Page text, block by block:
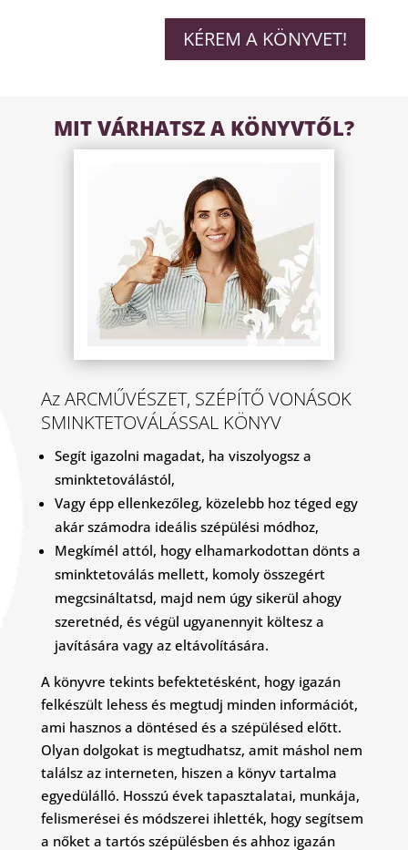
KÉREM A KÖNYVET!
MIT VÁRHATSZ A KÖNYVTŐL?
Az ARCMŰVÉSZET, SZÉPÍTŐ VONÁSOK
SMINKTETOVÁLÁSSAL KÖNYV
Segít igazolni magadat, ha viszolyogsz a
sminktetoválástól,
Vagy épp ellenkezőleg, közelebb hoz téged egy
akár számodra ideális szépülési módhoz,
Megkímél attól, hogy elhamarkodottan dönts a
sminktetoválás mellett, komoly összegért
megcsináltatsd, majd nem úgy sikerül ahogy
szeretnéd, és végül ugyanennyit költesz a
javítására vagy az eltávolítására.
A könyvre tekints befektetésként, hogy igazán
felkészült lehess és megtudj minden információt,
ami hasznos a döntésed és a szépülésed előtt.
Olyan dolgokat is megtudhatsz, amit máshol nem
találsz az interneten, hiszen a könyv tartalma
egyedülálló. Hosszú évek tapasztalatai, munkája,
felismerései és módszerei ihlették, hogy segítsem
a nőket a tartós szépülésben és ahhoz igazán